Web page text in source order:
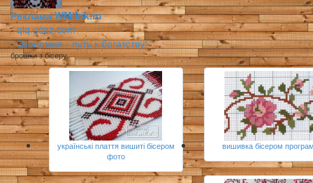
Реклама WMlink.ru
-qiq.ucoz.com
-Экономия - путь к богатству!
брошки з бісеру
українські плаття вишиті бісером
фото
вишивка бісером